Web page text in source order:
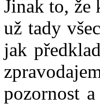
Jinak to, že
už tady
jak
pozornost